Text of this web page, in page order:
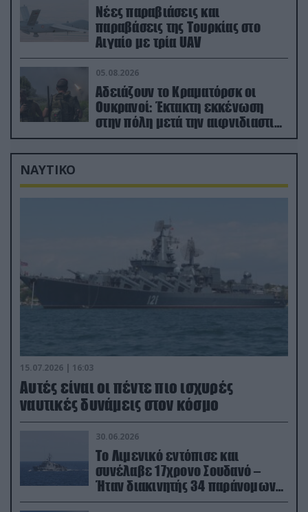
Νέες παραβιάσεις και
παραβάσεις της Τουρκίας στο
Αιγαίο με τρία UAV
05.08.2026
Αδειάζουν το Κραματόρσκ οι
Ουκρανοί: Έκτακτη εκκένωση
στην πόλη μετά την αιφνιδιαστική
προώθηση των Ρώσων (βίντεο)
ΝΑΥΤΙΚΟ
15.07.2026 | 16:03
Aυτές είναι οι πέντε πιο ισχυρές
ναυτικές δυνάμεις στον κόσμο
30.06.2026
Το Λιμενικό εντόπισε και
συνέλαβε 17χρονο Σουδανό –
Ήταν διακινητής 34 παράνομων
μεταναστών